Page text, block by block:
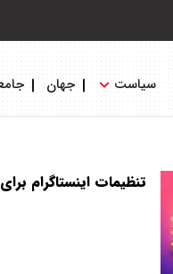
سیاست جهان
تنظیمات اینستاگرام برای افزایش فالوور؛